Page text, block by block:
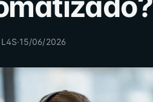
·15/06/2026